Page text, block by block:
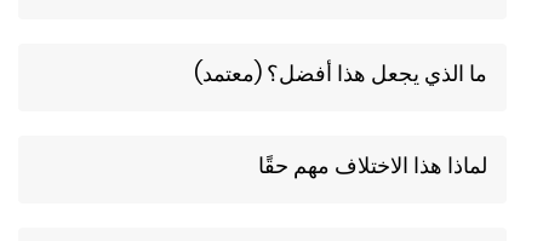
ما الذي يجعل هذا أفضل؟ (معتمد)
لماذا هذا الاختلاف مهم حقًا